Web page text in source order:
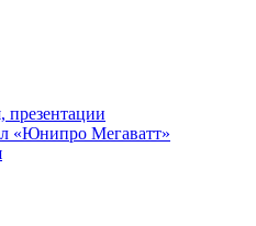
презентации
Мегаватт»